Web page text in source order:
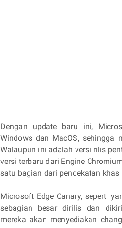
Dengan update baru ini,
Windows dan MacOS, sehingga
Walaupun ini adalah versi rilis
versi terbaru dari Engine
satu bagian dari pendekatan
Microsoft Edge Canary, seperti
sebagian besar dirilis dan
mereka akan menyediakan